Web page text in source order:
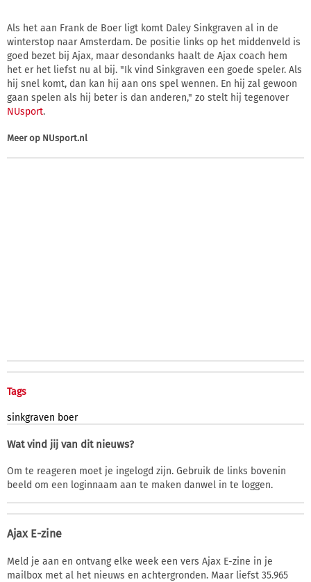
Als het aan Frank de Boer ligt komt Daley Sinkgraven al in de
winterstop naar Amsterdam. De positie links op het middenveld is
goed bezet bij Ajax, maar desondanks haalt de Ajax coach hem
het er het liefst nu al bij. "Ik vind Sinkgraven een goede speler. Als
hij snel komt, dan kan hij aan ons spel wennen. En hij zal gewoon
gaan spelen als hij beter is dan anderen," zo stelt hij tegenover
NUsport.
Meer op NUsport.nl
Tags
sinkgraven boer
Wat vind jij van dit nieuws?
Om te reageren moet je ingelogd zijn. Gebruik de links bovenin
beeld om een loginnaam aan te maken danwel in te loggen.
Ajax E-zine
Meld je aan en ontvang elke week een vers Ajax E-zine in je
mailbox met al het nieuws en achtergronden. Maar liefst 35.965